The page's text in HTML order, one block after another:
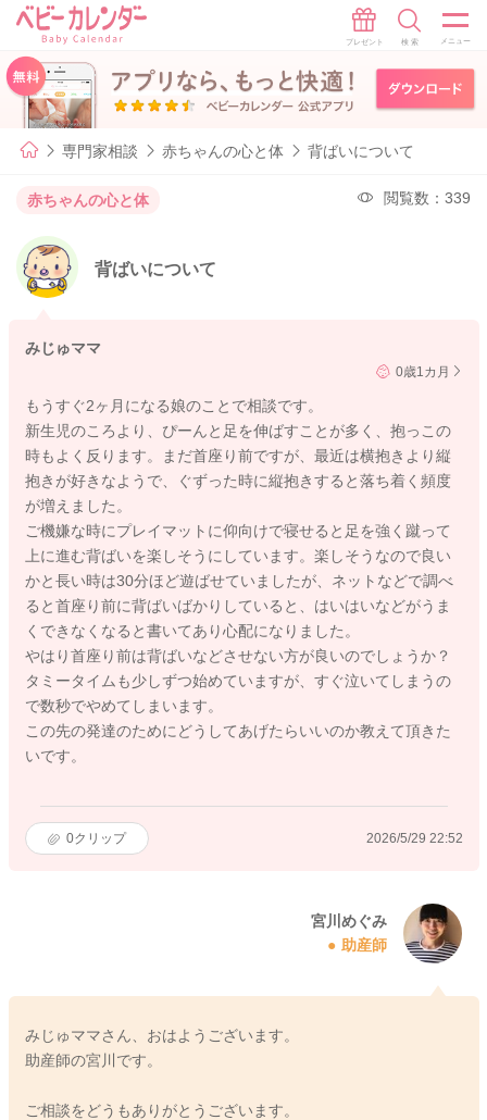
専門家相談 赤ちゃんの心と体 背ばいについて
赤ちゃんの心と体 閲覧数：339
背ばいについて
みじゅママ
0歳1カ月
もうすぐ2ヶ月になる娘のことで相談です。
新生児のころより、ぴーんと足を伸ばすことが多く、抱っこの
時もよく反ります。まだ首座り前ですが、最近は横抱きより縦
抱きが好きなようで、ぐずった時に縦抱きすると落ち着く頻度
が増えました。
ご機嫌な時にプレイマットに仰向けで寝せると足を強く蹴って
上に進む背ばいを楽しそうにしています。楽しそうなので良い
かと長い時は30分ほど遊ばせていましたが、ネットなどで調べ
ると首座り前に背ばいばかりしていると、はいはいなどがうま
くできなくなると書いてあり心配になりました。
やはり首座り前は背ばいなどさせない方が良いのでしょうか？
タミータイムも少しずつ始めていますが、すぐ泣いてしまうの
で数秒でやめてしまいます。
この先の発達のためにどうしてあげたらいいのか教えて頂きた
いです。
0クリップ 2026/5/29 22:52
宮川めぐみ
助産師
みじゅママさん、おはようございます。
助産師の宮川です。
ご相談をどうもありがとうございます。